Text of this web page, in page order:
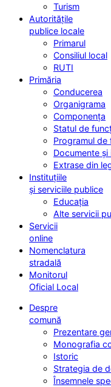
Turism
Autoritățile
publice locale
Primarul
Consiliul local
RUTI
Primăria
Conducerea
Organigrama
Componența
Statul de
Programul de
Documente
Extrase din
Instituțiile
și serviciile publice
Educația
Alte servicii
Servicii
online
Nomenclatura
stradală
Monitorul
Oficial Local
Despre
comună
Prezentare
Monografia
Istoric
Strategia de
Însemnele